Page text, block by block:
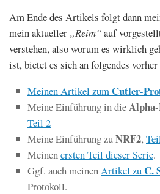
Am Ende des Artikels folgt dann
mein aktueller „Reim“auf
verstehen, also worum es wirklich
ist, bietet es sich an folgendes vorher
Meinen Artikel zum Cutler-
Meine Einführung in die
Teil 2
Meine Einführung zu NRF2,
Meinen ersten Teil dieser Serie.
Ggf. auch meinen Artikel zuC.
Protokoll.